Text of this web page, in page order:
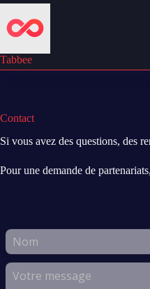
Passer
contenu
Tabbee
Contact
Si vous avez des questions, des
Pour une demande de